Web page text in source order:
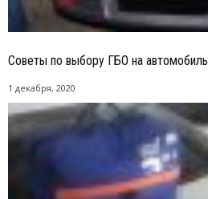
Советы по выбору ГБО на автомобиль
1 декабря, 2020